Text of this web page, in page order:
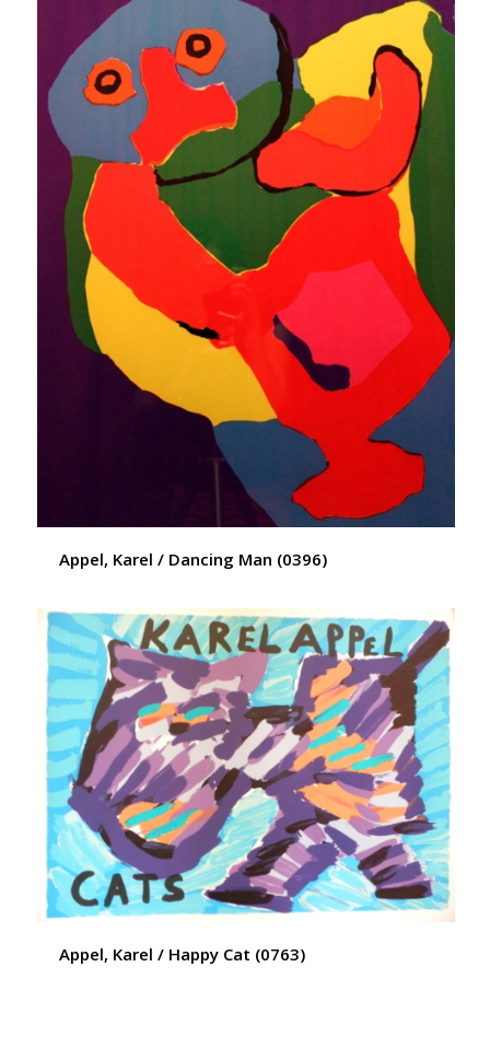
Appel, Karel / Dancing Man (0396)
Appel, Karel / Happy Cat (0763)